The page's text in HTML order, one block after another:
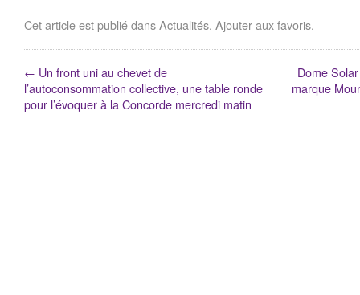
Cet article est publié dansActualités. Ajouter auxfavoris.
← Un front uni au chevet de
l’autoconsommation collective, une table ronde
pour l’évoquer à la Concorde mercredi matin
Dome
marque